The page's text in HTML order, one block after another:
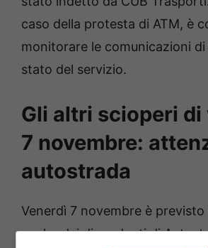
caso della protesta di ATM, è
monitorare le comunicazioni di
stato del servizio.
Gli altri scioperi di
7 novembre:
autostrada
Venerdì 7 novembre è
anche dei dipendenti di